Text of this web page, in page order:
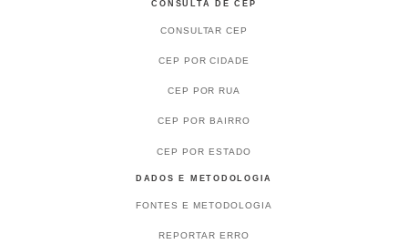
CONSULTA DE CEP
CONSULTAR CEP
CEP POR CIDADE
CEP POR RUA
CEP POR BAIRRO
CEP POR ESTADO
DADOS E METODOLOGIA
FONTES E METODOLOGIA
REPORTAR ERRO